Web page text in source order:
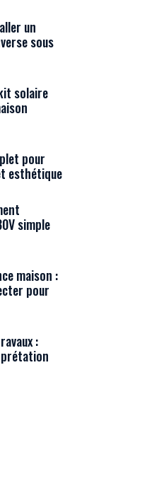
un
sous
solaire
pour
esthétique
simple
maison :
pour
: